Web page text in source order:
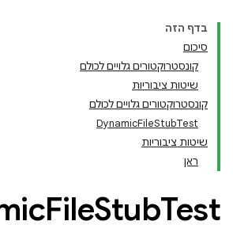
בדף הזה
סיכום
קונסטרוקטורים גלויים לכולם
שיטות ציבוריות
קונסטרוקטורים גלויים לכולם
DynamicFileStubTest
שיטות ציבוריות
ראן
FileStubTest